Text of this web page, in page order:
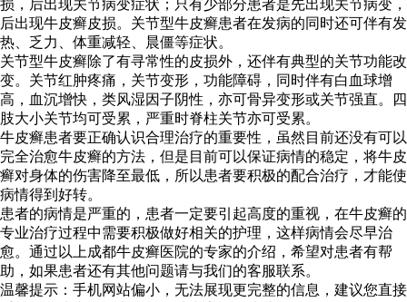
损，后出现关节病变症状；只有少部分患者是先出现关节病变，
后出现牛皮癣皮损。关节型牛皮癣患者在发病的同时还可伴有发
热、乏力、体重减轻、晨僵等症状。
关节型牛皮癣除了有寻常性的皮损外，还伴有典型的关节功能改
变。关节红肿疼痛，关节变形，功能障碍，同时伴有白血球增
高，血沉增快，类风湿因子阴性，亦可骨异变形或关节强直。四
肢大小关节均可受累，严重时脊柱关节亦可受累。
牛皮癣患者要正确认识合理治疗的重要性，虽然目前还没有可以
完全治愈牛皮癣的方法，但是目前可以保证病情的稳定，将牛皮
癣对身体的伤害降至最低，所以患者要积极的配合治疗，才能使
病情得到好转。
患者的病情是严重的，患者一定要引起高度的重视，在牛皮癣的
专业治疗过程中需要积极做好相关的护理，这样病情会尽早治
愈。通过以上成都牛皮癣医院的专家的介绍，希望对患者有帮
助，如果患者还有其他问题请与我们的客服联系。
温馨提示：手机网站偏小，无法展现更完整的信息，建议您直接